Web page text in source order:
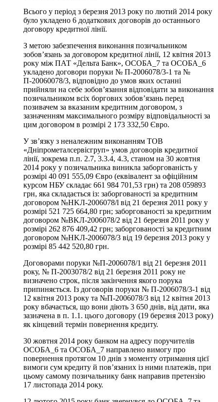
Всього у період з березня 2013 року по лютий 2014 року
було укладено 6 додаткових договорів до останнього
договору кредитної лінії.
З метою забезпечення виконання позичальником
зобов’язань за договором кредитної лінії, 12 квітня 2013
року між ПАТ «Дельта Банк», ОСОБА_7 та ОСОБА_6
укладено договори поруки № П-2006078/3-1 та №
П-20060078/3, відповідно до умов яких останні
прийняли на себе зобов’язання відповідати за виконання
позичальником всіх боргових зобов’язань перед
позивачем за вказаним кредитним договором, з
зазначенням максимального розміру відповідальності за
цим договором в розмірі 2 173 332,50 Євро.
У зв’язку з неналежним виконанням ТОВ
«Дніпрометалсервісгруп» умов договорів кредитної
лінії, зокрема п.п. 2.7, 3.3.4, 4.3, станом на 30 жовтня
2014 року у позичальника виникла заборгованість у
розмірі 40 091 555,09 Євро (еквівалент за офіційним
курсом НБУ складає 661 984 701,53 грн) та 208 059893
грн, яка складається із: заборгованості за кредитним
договором №HKЛ-2006078/l від 21 березня 2011 року у
розмірі 521 725 664,80 грн; заборгованості за кредитним
договором №BKЛ-2006078/2 від 21 березня 2011 року у
розмірі 262 876 409,42 грн; заборгованості за кредитним
договором №HKЛ-2006078/3 від 19 березня 2013 року у
розмірі 85 442 520,80 грн.
Договорами поруки №П-2006078/1 від 21 березня 2011
року, № П-2003078/2 від 21 березня 2011 року не
визначено строк, після закінчення якого порука
припиняється. Із договорів поруки № П-2006078/3-1 від
12 квітня 2013 року та №П-2006078/3 від 12 квітня 2013
року вбачається, що вони діють 3 650 днів, від дати, яка
зазначена в п. 1.1. цього договору (19 березня 2013 року)
як кінцевий термін повернення кредиту.
30 жовтня 2014 року банком на адресу поручителів
ОСОБА_6 та ОСОБА_7 направлено вимогу про
повернення протягом 10 днів з моменту отримання цієї
вимоги сум кредиту й пов’язаних із ними платежів, при
цьому самому позичальнику банк направив претензію
17 листопада 2014 року.